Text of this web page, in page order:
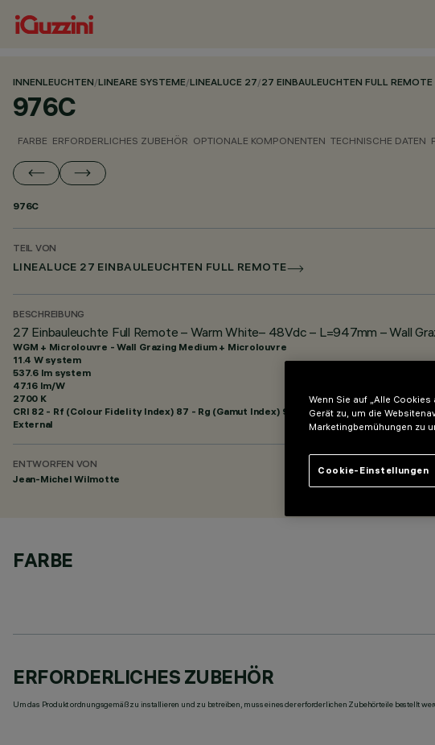
INNENLEUCHTEN/LINEARE SYSTEME/LINEALUCE 27/27 EINBAULEUCHTEN FULL REMOTE
976C
FARBE ERFORDERLICHES ZUBEHÖR OPTIONALE KOMPONENTEN TECHNISCHE DATEN
976C
TEIL VON
LINEALUCE 27 EINBAULEUCHTEN FULL REMOTE
BESCHREIBUNG
27 Einbauleuchte Full Remote – Warm White– 48Vdc – L=947mm – Wall
WGM + Microlouvre - Wall Grazing Medium + Microlouvre
11.4 W system
537.6 lm system
47.16 lm/W
2700 K
CRI 82 - Rf (Colour Fidelity Index) 87 - Rg (Gamut Index) 95
External
ENTWORFEN VON
Jean-Michel Wilmotte
FARBE
ERFORDERLICHES ZUBEHÖR
Um das Produkt ordnungsgemäß zu installieren und zu betreiben, muss eines der erforderlichen Zubehörteile bestellt
Wenn Sie auf „Alle
Gerät zu, um die
Marketingbemühungen zu
Cookie-Einstellungen